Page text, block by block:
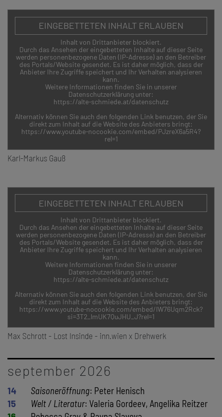
EINGEBETTETEN INHALT ERLAUBEN
Inhalt von Drittanbieter blockiert.
Durch das Ansehen der eingebetteten Inhalte auf dieser Seite
werden personenbezogene Daten (IP-Adresse) an den Betreiber
des Portals/Website gesendet. Es ist daher möglich, dass der
Anbieter Ihre Zugriffe speichert und Ihr Verhalten analysieren
kann.
Weitere Informationen finden Sie in unserer
Datenschutzerklärung unter:
https://alte-schmiede.at/datenschutz
Alternativ können Sie auch den folgenden Link benutzen, der Sie
direkt zum Inhalt auf die Website des Anbieters bringt:
https://www.youtube-nocookie.com/embed/PJzreX6a5R4?
rel=1
Karl-Markus Gauß
EINGEBETTETEN INHALT ERLAUBEN
Inhalt von Drittanbieter blockiert.
Durch das Ansehen der eingebetteten Inhalte auf dieser Seite
werden personenbezogene Daten (IP-Adresse) an den Betreiber
des Portals/Website gesendet. Es ist daher möglich, dass der
Anbieter Ihre Zugriffe speichert und Ihr Verhalten analysieren
kann.
Weitere Informationen finden Sie in unserer
Datenschutzerklärung unter:
https://alte-schmiede.at/datenschutz
Alternativ können Sie auch den folgenden Link benutzen, der Sie
direkt zum Inhalt auf die Website des Anbieters bringt:
https://www.youtube-nocookie.com/embed/lW76Uqm2Rck?
si=3T2_lmUK7QuJHU_J?rel=1
Max Schrott - Lost Insinde - inn.wien x Drehwerk
september 2026
14 Saisoneröffnung: Peter Henisch
15
Welt / Literatur: Valeria Gordeev, Angelika Reitzer